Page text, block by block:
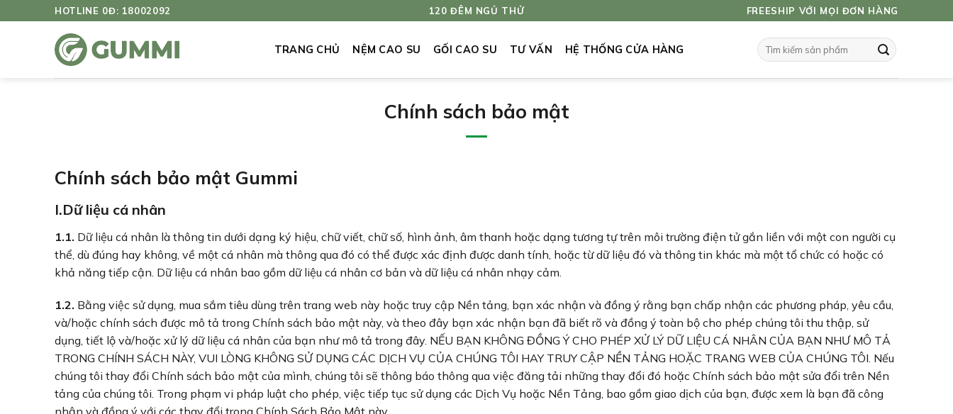
qua
HOTLINE 0Đ: 18002092 120 ĐÊM NGỦ THỬ FREESHIP VỚI MỌI ĐƠN HÀNG
TRANG CHỦ NỆM CAO SU GỐI CAO SU TƯ VẤN HỆ THỐNG CỬA HÀNG
Tìm
kiếm:
Chính sách bảo mật
Chính sách bảo mật Gummi
I.Dữ liệu cá nhân
1.1. Dữ liệu cá nhân là thông tin dưới dạng ký hiệu, chữ viết, chữ số, hình ảnh, âm thanh hoặc dạng tương tự trên môi trường điện tử gắn liền với một con người cụ
thể, dù đúng hay không, về một cá nhân mà thông qua đó có thể được xác định được danh tính, hoặc từ dữ liệu đó và thông tin khác mà một tổ chức có hoặc có
khả năng tiếp cận. Dữ liệu cá nhân bao gồm dữ liệu cá nhân cơ bản và dữ liệu cá nhân nhạy cảm.
1.2. Bằng việc sử dụng, mua sắm tiêu dùng trên trang web này hoặc truy cập Nền tảng, bạn xác nhận và đồng ý rằng bạn chấp nhận các phương pháp, yêu cầu,
và/hoặc chính sách được mô tả trong Chính sách bảo mật này, và theo đây bạn xác nhận bạn đã biết rõ và đồng ý toàn bộ cho phép chúng tôi thu thập, sử
dụng, tiết lộ và/hoặc xử lý dữ liệu cá nhân của bạn như mô tả trong đây. NẾU BẠN KHÔNG ĐỒNG Ý CHO PHÉP XỬ LÝ DỮ LIỆU CÁ NHÂN CỦA BẠN NHƯ MÔ TẢ
TRONG CHÍNH SÁCH NÀY, VUI LÒNG KHÔNG SỬ DỤNG CÁC DỊCH VỤ CỦA CHÚNG TÔI HAY TRUY CẬP NỀN TẢNG HOẶC TRANG WEB CỦA CHÚNG TÔI. Nếu
chúng tôi thay đổi Chính sách bảo mật của mình, chúng tôi sẽ thông báo thông qua việc đăng tải những thay đổi đó hoặc Chính sách bảo mật sửa đổi trên Nền
tảng của chúng tôi. Trong phạm vi pháp luật cho phép, việc tiếp tục sử dụng các Dịch Vụ hoặc Nền Tảng, bao gồm giao dịch của bạn, được xem là bạn đã công
nhận và đồng ý với các thay đổi trong Chính Sách Bảo Mật này.